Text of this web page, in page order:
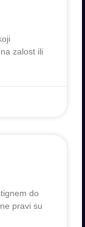
zalost ili
do
pravi su